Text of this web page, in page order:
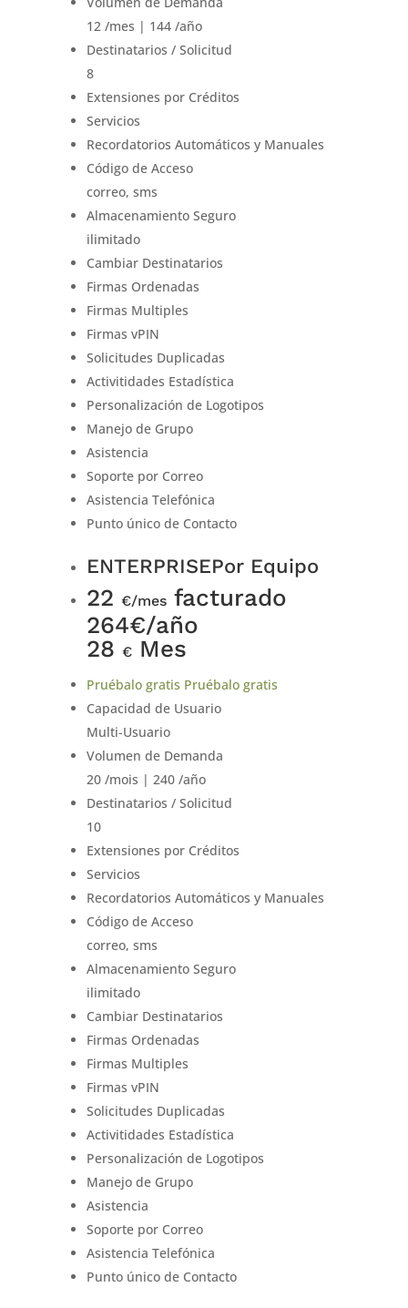
12 /mes | 144 /año
Destinatarios / Solicitud
8
Extensiones por Créditos
Servicios
Recordatorios Automáticos y Manuales
Código de Acceso
correo, sms
Almacenamiento Seguro
ilimitado
Cambiar Destinatarios
Firmas Ordenadas
Firmas Multiples
Firmas vPIN
Solicitudes Duplicadas
Activitidades Estadística
Personalización de Logotipos
Manejo de Grupo
Asistencia
Soporte por Correo
Asistencia Telefónica
Punto único de Contacto
ENTERPRISEPor Equipo
22 €/mes facturado
264€/año
28 € Mes
Pruébalo gratis Pruébalo gratis
Capacidad de Usuario
Multi-Usuario
Volumen de Demanda
20 /mois | 240 /año
Destinatarios / Solicitud
10
Extensiones por Créditos
Servicios
Recordatorios Automáticos y Manuales
Código de Acceso
correo, sms
Almacenamiento Seguro
ilimitado
Cambiar Destinatarios
Firmas Ordenadas
Firmas Multiples
Firmas vPIN
Solicitudes Duplicadas
Activitidades Estadística
Personalización de Logotipos
Manejo de Grupo
Asistencia
Soporte por Correo
Asistencia Telefónica
Punto único de Contacto